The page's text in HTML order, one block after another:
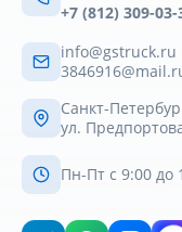
+7 (812) 309-03-
info@gstruck.ru
Санкт-
ул.
Пн-Пт с 9:00 до